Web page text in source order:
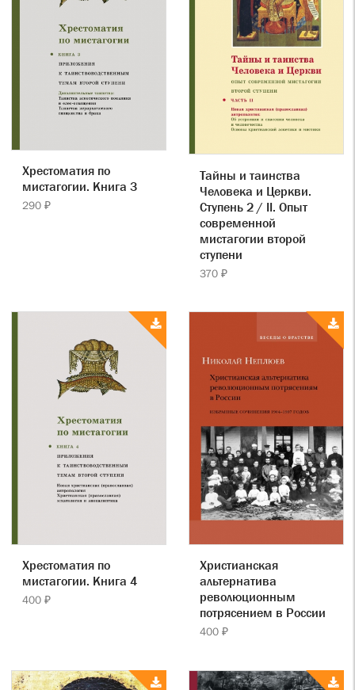
Хрестоматия по
мистагогии. Книга 3
290 ₽
Тайны и таинства
Человека и Церкви.
Ступень 2 / II. Опыт
современной
мистагогии второй
ступени
370 ₽
Хрестоматия по
мистагогии. Книга 4
400 ₽
Христианская
альтернатива
революционным
потрясением в России
400 ₽